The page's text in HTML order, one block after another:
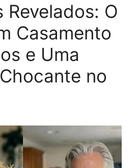
Revelados: O
Casamento
e Uma
no